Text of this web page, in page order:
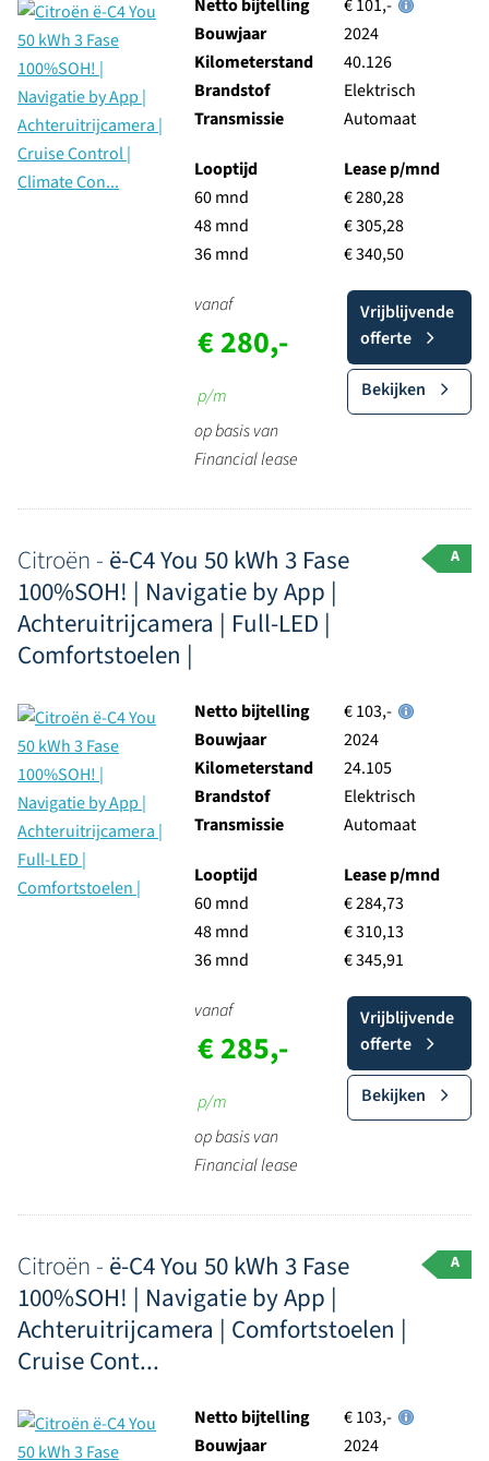
Netto bijtelling
€ 101,-
Bouwjaar
2024
Kilometerstand
40.126
Brandstof
Elektrisch
Transmissie
Automaat
Looptijd
60 mnd
48 mnd
36 mnd
Lease p/mnd
€ 280,28
€ 305,28
€ 340,50
vanaf
€ 280,-
p/m
op basis van
Financial lease
Vrijblijvende
offerte
Bekijken
Citroën - ë-C4 You 50 kWh 3 Fase
100%SOH! | Navigatie by App |
Achteruitrijcamera | Full-LED |
Comfortstoelen |
A
Netto bijtelling
€ 103,-
Bouwjaar
2024
Kilometerstand
24.105
Brandstof
Elektrisch
Transmissie
Automaat
Looptijd
60 mnd
48 mnd
36 mnd
Lease p/mnd
€ 284,73
€ 310,13
€ 345,91
vanaf
€ 285,-
p/m
op basis van
Financial lease
Vrijblijvende
offerte
Bekijken
Citroën - ë-C4 You 50 kWh 3 Fase
100%SOH! | Navigatie by App |
Achteruitrijcamera | Comfortstoelen |
Cruise Cont...
A
Netto bijtelling
€ 103,-
Bouwjaar
2024